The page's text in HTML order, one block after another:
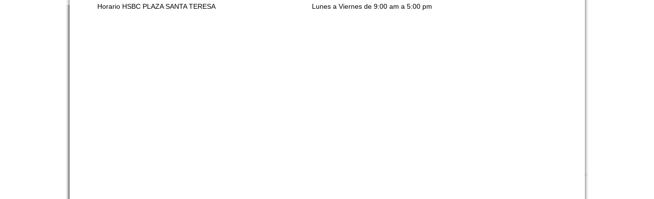
Horario HSBC PLAZA SANTA TERESA
Lunes a Viernes de 9:00 am a 5:00 pm